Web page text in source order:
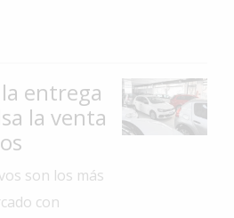
entrega
la venta
son los más
con